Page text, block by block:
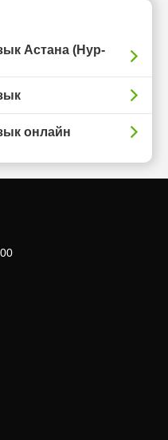
Астана (Нур-
онлайн